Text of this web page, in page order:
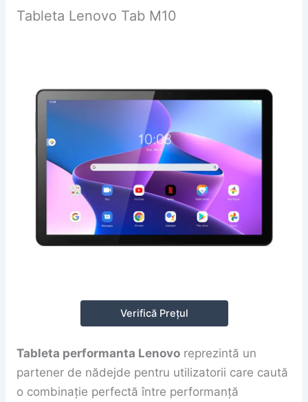
Tableta Lenovo Tab M10
Verifică Prețul
Tableta performanta Lenovoreprezintă un
partener de nădejde pentru utilizatorii care caută
o combinație perfectă între performanță